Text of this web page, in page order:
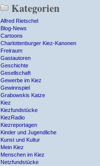
Kategorien
Alfred Rietschel
Blog-News
Cartoons
Charlottenburger Kiez-Kanonen
Freiraum
Gastautoren
Geschichte
Gesellschaft
Gewerbe im Kiez
Gewinnspiel
Grabowskis Katze
Kiez
Kiezfundstücke
KiezRadio
Kiezreportagen
Kinder und Jugendliche
Kunst und Kultur
Mein Kiez
Menschen im Kiez
Netzfundstücke